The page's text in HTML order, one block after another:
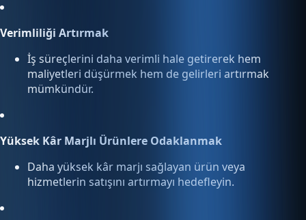
Verimliliği Artırmak
İş süreçlerini daha verimli hale getirerek hem
maliyetleri düşürmek hem de gelirleri artırmak
mümkündür.
Yüksek Kâr Marjlı Ürünlere Odaklanmak
Daha yüksek kâr marjı sağlayan ürün veya
hizmetlerin satışını artırmayı hedefleyin.